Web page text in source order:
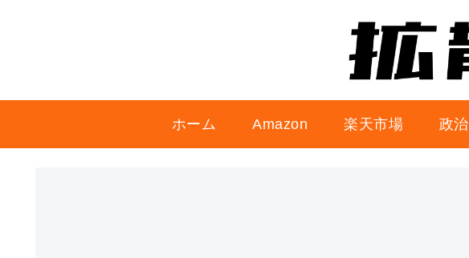
ホーム Amazon 楽天市場 政治